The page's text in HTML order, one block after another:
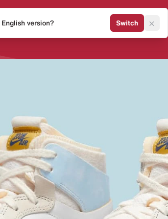
Release Kalender Sneaker
version? Switch ×